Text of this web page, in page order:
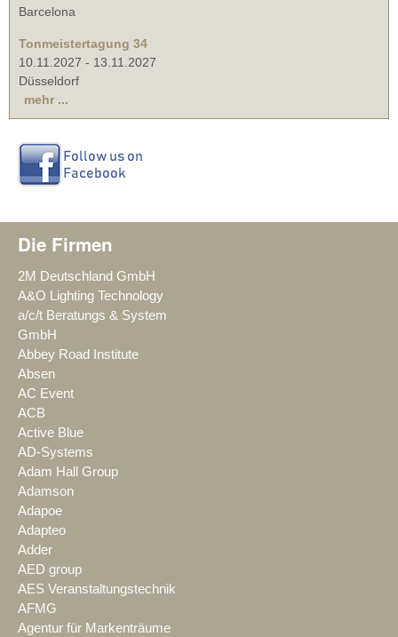
Barcelona
Tonmeistertagung 34
10.11.2027 - 13.11.2027
Düsseldorf
mehr ...
Die Firmen
2M Deutschland GmbH
A&O Lighting Technology
a/c/t Beratungs & System
GmbH
Abbey Road Institute
Absen
AC Event
ACB
Active Blue
AD-Systems
Adam Hall Group
Adamson
Adapoe
Adapteo
Adder
AED group
AES Veranstaltungstechnik
AFMG
Agentur für Markenträume